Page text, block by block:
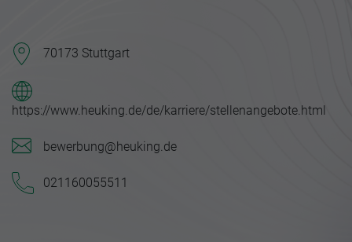
70173 Stuttgart
https://www.heuking.de/de/karriere/stellenangebote.html
bewerbung@heuking.de
021160055511